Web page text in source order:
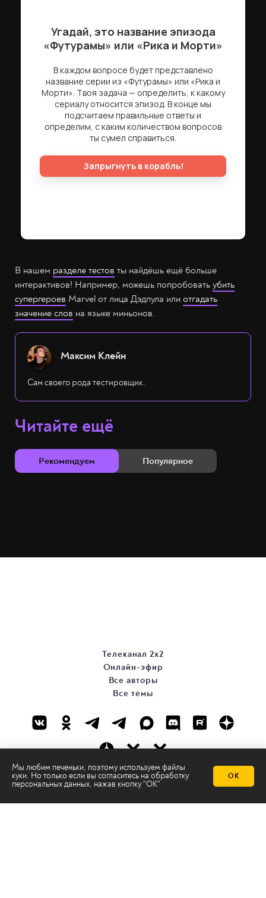
В нашем разделе тестов ты найдёшь ещё больше
интерактивов! Например, можешь попробовать убить
супергероев Marvel от лица Дэдпула или отгадать
значение слов на языке миньонов.
Максим Клейн
Сам своего рода тестировщик.
Читайте ещё
Рекомендуем Популярное
Мы любим печеньки, поэтому используем файлы
куки. Но только если вы согласитесь на обработку
персональных данных, нажав кнопку "ОК"
ОК
Телеканал 2х2
Онлайн-эфир
Все авторы
Все темы
© ООО «ТРК «2Х2», 2026